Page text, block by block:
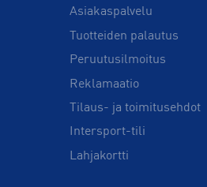
Asiakaspalvelu
Tuotteiden palautus
Peruutusilmoitus
Reklamaatio
Tilaus- ja toimitusehdot
Intersport-tili
Lahjakortti